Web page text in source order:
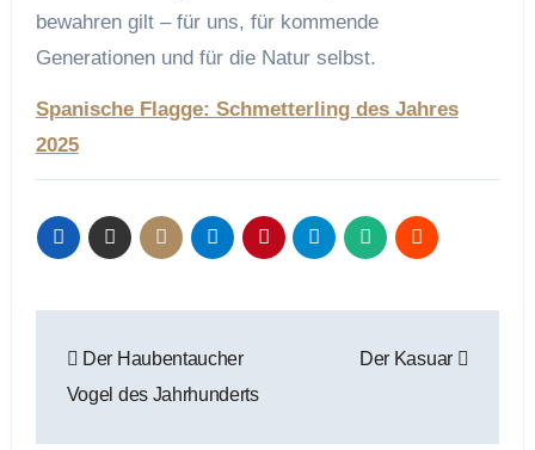
bewahren gilt – für uns, für kommende
Generationen und für die Natur selbst.
Spanische Flagge: Schmetterling des Jahres
2025
Der Haubentaucher
Vogel des Jahrhunderts
Der Kasuar